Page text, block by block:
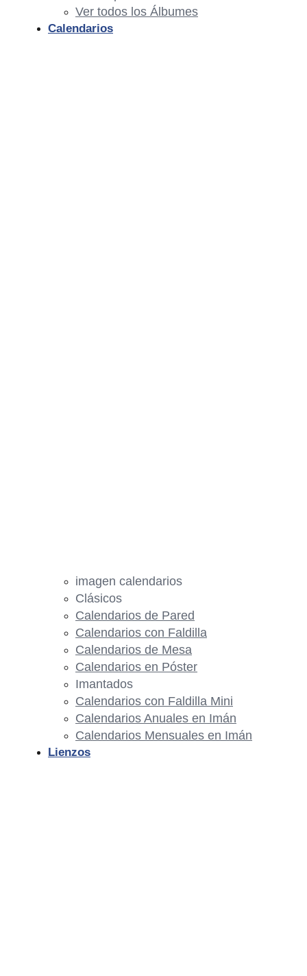
Ver todos los Álbumes
Calendarios
imagen calendarios
Clásicos
Calendarios de Pared
Calendarios con Faldilla
Calendarios de Mesa
Calendarios en Póster
Imantados
Calendarios con Faldilla Mini
Calendarios Anuales en Imán
Calendarios Mensuales en Imán
Lienzos